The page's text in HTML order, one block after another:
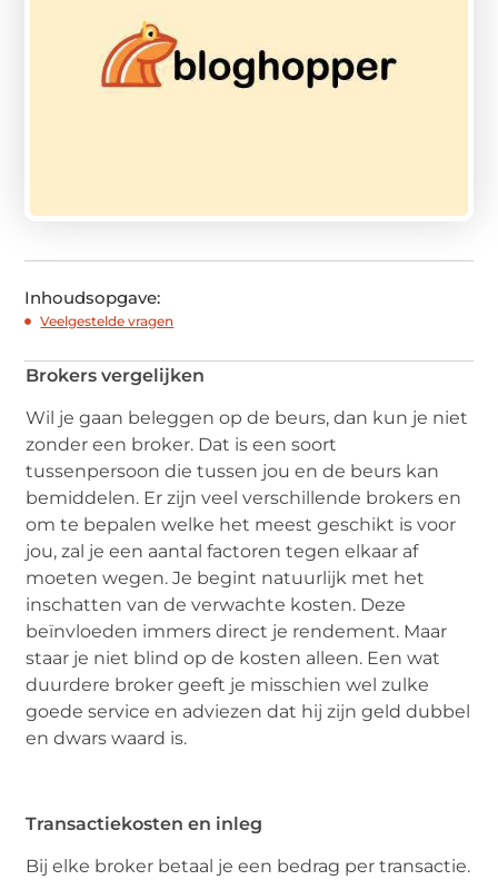
Inhoudsopgave:
Veelgestelde vragen
Brokers vergelijken
Wil je gaan beleggen op de beurs, dan kun je niet
zonder een broker. Dat is een soort
tussenpersoon die tussen jou en de beurs kan
bemiddelen. Er zijn veel verschillende brokers en
om te bepalen welke het meest geschikt is voor
jou, zal je een aantal factoren tegen elkaar af
moeten wegen. Je begint natuurlijk met het
inschatten van de verwachte kosten. Deze
beïnvloeden immers direct je rendement. Maar
staar je niet blind op de kosten alleen. Een wat
duurdere broker geeft je misschien wel zulke
goede service en adviezen dat hij zijn geld dubbel
en dwars waard is.
Transactiekosten en inleg
Bij elke broker betaal je een bedrag per transactie.